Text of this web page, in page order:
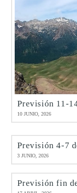
Previsión 11-
10 JUNIO, 2026
Previsión 4-7
3 JUNIO, 2026
Previsión fin